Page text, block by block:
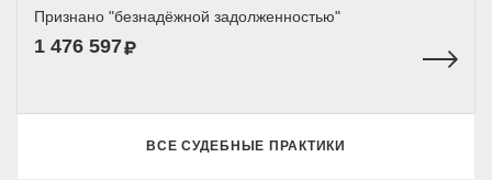
Признано "безнадёжной задолженностью"
1 476 597
ВСЕ СУДЕБНЫЕ ПРАКТИКИ